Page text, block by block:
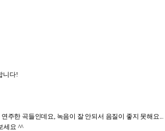
니다!
주한 곡들인데요, 녹음이 잘 안되서 음질이 좋지 못해요...
세요 ^^